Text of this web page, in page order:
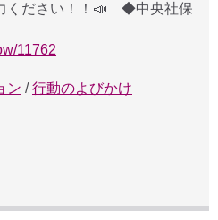
ください！！📣 ◆中央社保
11762
ン /行動のよびかけ